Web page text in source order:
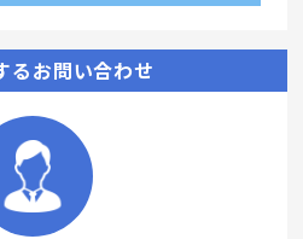
るお問い合わせ